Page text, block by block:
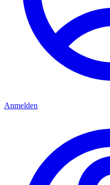
Anmelden